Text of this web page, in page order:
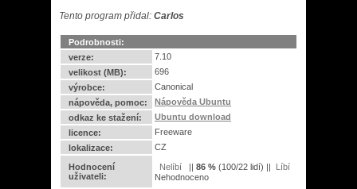
Tento program přidal: Carlos
Podrobnosti:
verze:
7.10
velikost (MB):
696
výrobce:
Canonical
nápověda, pomoc:
Nápověda Ubuntu
odkaz ke stažení:
Ubuntu download
licence:
Freeware
lokalizace:
CZ
Hodnocení
uživateli:
|| 86 % (100/22 lidí) ||
Nehodnoceno